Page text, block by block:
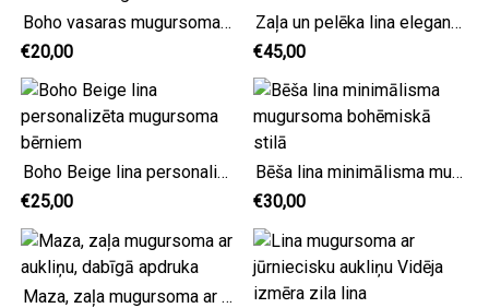
Boho vasaras mugursoma bērniem, viegla kokvilnas mugursoma
€20,00
Zaļa un pelēka lina eleganta mugursoma liela izmēra
€45,00
Boho Beige lina personalizēta mugursoma bērniem
€25,00
Bēša lina minimālisma mugursoma bohēmiskā stilā
€30,00
Maza, zaļa mugursoma ar aukliņu, dabīgā apdruka